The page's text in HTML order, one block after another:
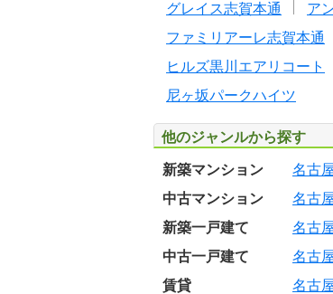
グレイス志賀本通
ア
ファミリアーレ志賀本通
ヒルズ黒川エアリコート
尼ヶ坂パークハイツ
他のジャンルから探す
新築マンション 名古
中古マンション
名古
新築一戸建て
名古
中古一戸建て
名古
賃貸
名古